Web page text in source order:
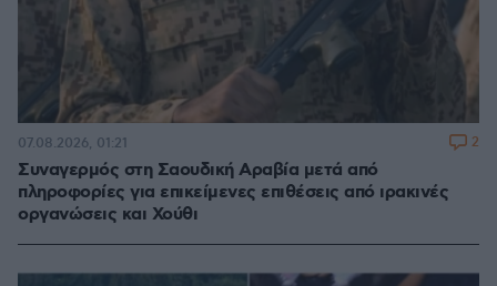
Συναγερμός στη Σαουδική Αραβία μετά από
πληροφορίες για επικείμενες επιθέσεις από ιρακινές
οργανώσεις και Χούθι
07.08.2026, 01:21 2